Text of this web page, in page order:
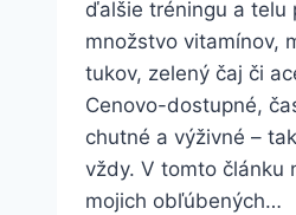
ďalšie tréningu a telu
množstvo vitamínov,
tukov, zelený čaj či
Cenovo-dostupné,
chutné a výživné –
vždy. V tomto článku
mojich obľúbených…